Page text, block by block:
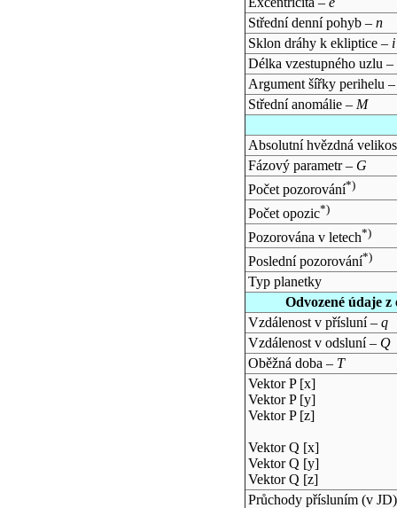
Střední denní pohyb – n
Sklon dráhy k ekliptice – i
Délka vzestupného uzlu –
Argument šířky perihelu
Střední anomálie – M
Absolutní hvězdná
Fázový parametr – G
Počet pozorování*)
Počet opozic*)
Pozorována v letech*)
Poslední pozorování*)
Typ planetky
Odvozené údaje
Vzdálenost v přísluní – q
Vzdálenost v odsluní – Q
Oběžná doba – T
Vektor P [x]
Vektor P [y]
Vektor P [z]
Vektor Q [x]
Vektor Q [y]
Vektor Q [z]
Průchody přísluním (v JD)